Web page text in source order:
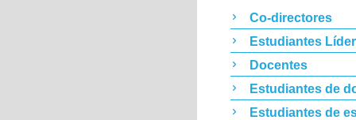
Co-directores
Estudiantes
Docentes
Estudiantes de
Estudiantes de